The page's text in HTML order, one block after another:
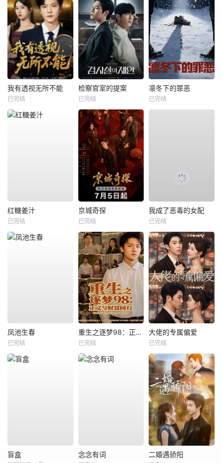
我有透视无所不能
已完结
检察官室的提案
已完结
凛冬下的罪恶
已完结
红糖姜汁
已完结
京城奇探
已完结
我成了恶毒的女配
已完结
凤池生春
已完结
重生之逐梦98：正义与财富同行
已完结
大佬的专属偏爱
已完结
盲盒 念念有词 二婚遇骄阳